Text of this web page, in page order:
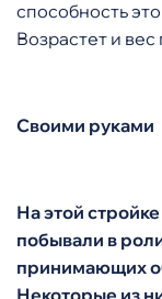
способность
Возрастет и
Своими руками
На этой
побывали в
принимающих
Некоторые из